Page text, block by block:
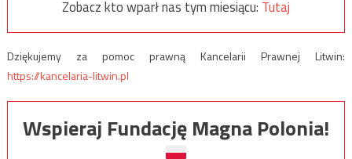
Zobacz kto wparł nas tym miesiącu: Tutaj
Dziękujemy za pomoc prawną Kancelarii Prawnej Litwin:
https://kancelaria-litwin.pl
Wspieraj Fundację Magna Polonia!